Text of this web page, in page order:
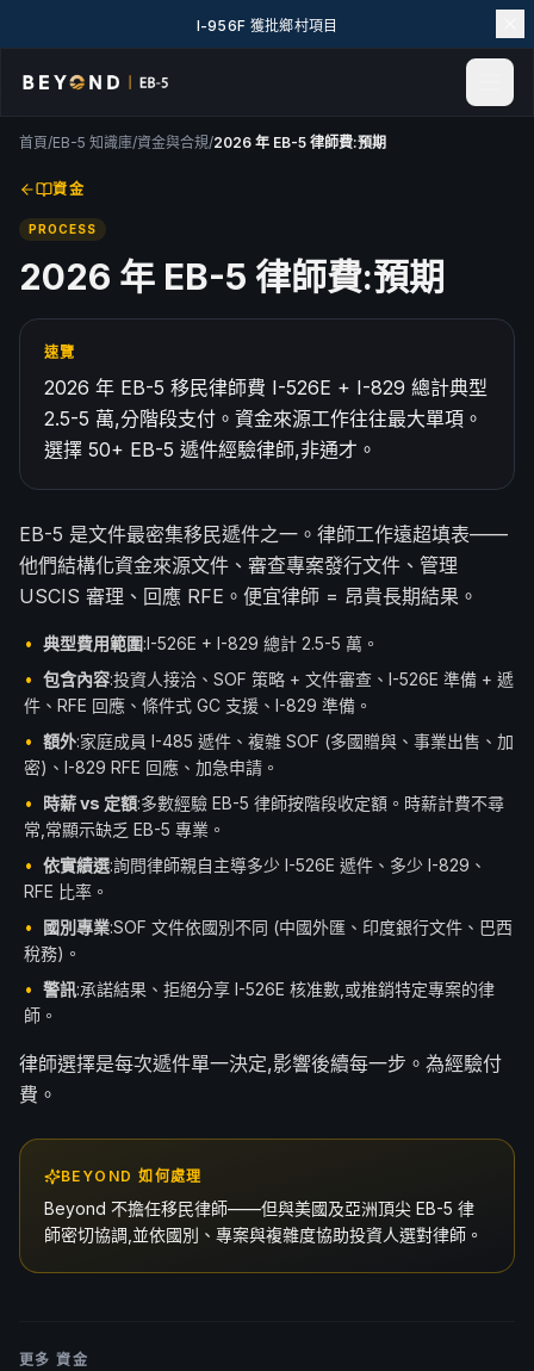
I-956F 獲批鄉村項目
首頁
新聞與見解
活動
探索 EB-5
EB-5 百科
關於我們
聯絡我們
LANGUAGE
简体中文
한국어 Español
Русский
預約免費諮詢
首頁/EB-5 知識庫/資金與合規/2026 年 EB-5 律師費:預期
資金
PROCESS
2026 年 EB-5 律師費:預期
速覽
2026 年 EB-5 移民律師費 I-526E + I-829 總計典型
2.5-5 萬,分階段支付。資金來源工作往往最大單項。
選擇 50+ EB-5 遞件經驗律師,非通才。
EB-5 是文件最密集移民遞件之一。律師工作遠超填表——
他們結構化資金來源文件、審查專案發行文件、管理
USCIS 審理、回應 RFE。便宜律師 = 昂貴長期結果。
• 典型費用範圍:I-526E + I-829 總計 2.5-5 萬。
• 包含內容:投資人接洽、SOF 策略 + 文件審查、I-526E 準備 + 遞
件、RFE 回應、條件式 GC 支援、I-829 準備。
• 額外:家庭成員 I-485 遞件、複雜 SOF (多國贈與、事業出售、加
密)、I-829 RFE 回應、加急申請。
•
時薪 vs 定額:多數經驗 EB-5 律師按階段收定額。時薪計費不尋
常,常顯示缺乏 EB-5 專業。
• 依實績選:詢問律師親自主導多少 I-526E 遞件、多少 I-829、
RFE 比率。
•
國別專業:SOF 文件依國別不同 (中國外匯、印度銀行文件、巴西
稅務)。
• 警訊:承諾結果、拒絕分享 I-526E 核准數,或推銷特定專案的律
師。
律師選擇是每次遞件單一決定,影響後續每一步。為經驗付
費。
BEYOND 如何處理
Beyond 不擔任移民律師——但與美國及亞洲頂尖 EB-5 律
師密切協調,並依國別、專案與複雜度協助投資人選對律師。
更多 資金